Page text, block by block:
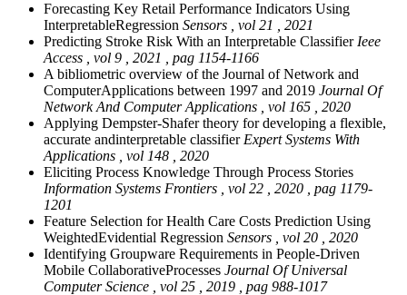
Forecasting Key Retail Performance Indicators Using
InterpretableRegression Sensors , vol 21 , 2021
Predicting Stroke Risk With an Interpretable Classifier Ieee
Access , vol 9 , 2021 , pag 1154-1166
A bibliometric overview of the Journal of Network and
ComputerApplications between 1997 and 2019 Journal Of
Network And Computer Applications , vol 165 , 2020
Applying Dempster-Shafer theory for developing a flexible,
accurate andinterpretable classifier Expert Systems With
Applications , vol 148 , 2020
Eliciting Process Knowledge Through Process Stories
Information Systems Frontiers , vol 22 , 2020 , pag 1179-
1201
Feature Selection for Health Care Costs Prediction Using
WeightedEvidential Regression Sensors , vol 20 , 2020
Identifying Groupware Requirements in People-Driven
Mobile CollaborativeProcesses Journal Of Universal
Computer Science , vol 25 , 2019 , pag 988-1017